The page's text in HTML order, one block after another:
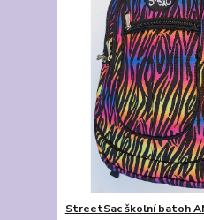
StreetSac školní batoh